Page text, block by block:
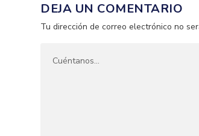
DEJA UN COMENTARIO
Tu dirección de correo electrónico no